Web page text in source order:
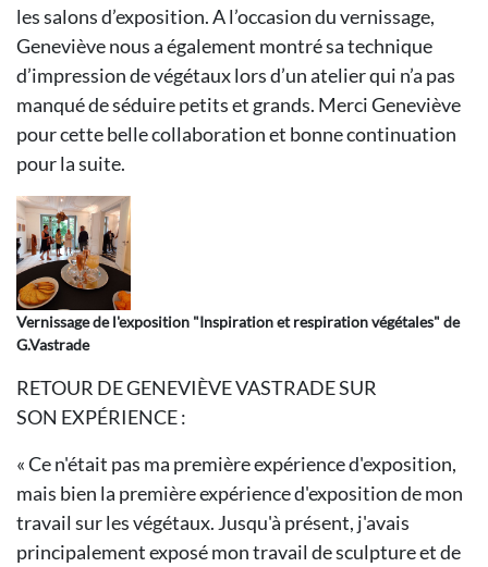
les salons d’exposition. A l’occasion du vernissage,
Geneviève nous a également montré sa technique
d’impression de végétaux lors d’un atelier qui n’a pas
manqué de séduire petits et grands. Merci Geneviève
pour cette belle collaboration et bonne continuation
pour la suite.
Vernissage de l'exposition "Inspiration et respiration végétales" de
G.Vastrade
RETOUR DE GENEVIÈVE VASTRADE SUR
SON EXPÉRIENCE :
« Ce n'était pas ma première expérience d'exposition,
mais bien la première expérience d'exposition de mon
travail sur les végétaux. Jusqu'à présent, j'avais
principalement exposé mon travail de sculpture et de